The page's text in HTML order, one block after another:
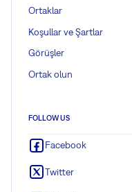
Ortaklar
Koşullar ve Şartlar
Görüşler
Ortak olun
FOLLOW US
Facebook
Twitter